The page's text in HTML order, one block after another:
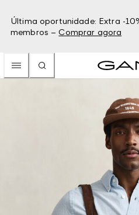
Última oportunidade: Extra -
membros – Comprar agora